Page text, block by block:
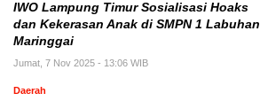
IWO Lampung Timur Sosialisasi Hoaks
dan Kekerasan Anak di SMPN 1 Labuhan
Maringgai
Jumat, 7 Nov 2025 - 13:06 WIB
Daerah